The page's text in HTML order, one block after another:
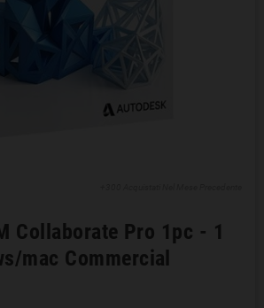
Collaborate Pro 1pc - 1
mac Commercial